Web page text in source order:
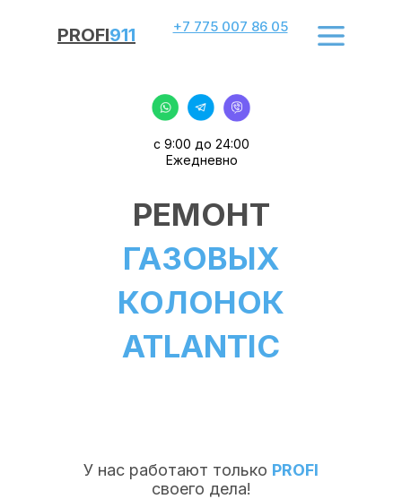
PROFI911 +7 775 007 86 05
У нас работают только PROFI
своего дела!
документы
РЕМОНТ
ГАЗОВЫХ
КОЛОНОК
ATLANTIC
с 9:00 до 24:00
Ежедневно